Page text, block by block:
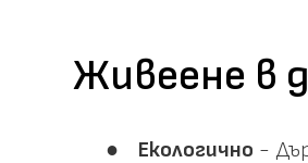
Живеене в
Екологично -